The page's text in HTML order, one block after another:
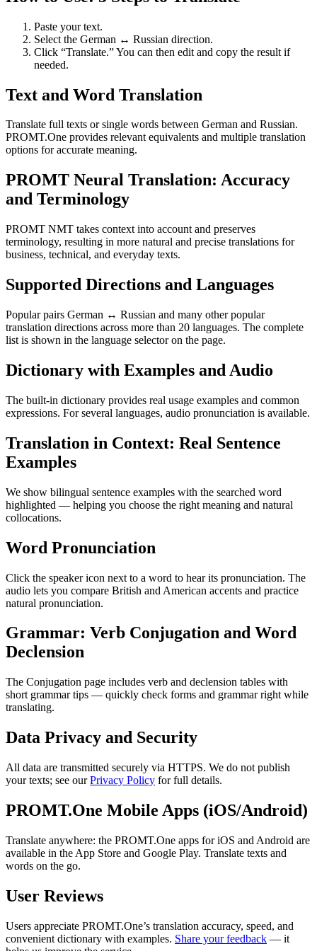
Paste your text.
Select the German ↔ Russian direction.
Click “Translate.” You can then edit and copy the result if
needed.
Text and Word Translation
Translate full texts or single words between German and Russian.
PROMT.One provides relevant equivalents and multiple translation
options for accurate meaning.
PROMT Neural Translation: Accuracy
and Terminology
PROMT NMT takes context into account and preserves
terminology, resulting in more natural and precise translations for
business, technical, and everyday texts.
Supported Directions and Languages
Popular pairs German ↔ Russian and many other popular
translation directions across more than 20 languages. The complete
list is shown in the language selector on the page.
Dictionary with Examples and Audio
The built-in dictionary provides real usage examples and common
expressions. For several languages, audio pronunciation is available.
Translation in Context: Real Sentence
Examples
We show bilingual sentence examples with the searched word
highlighted — helping you choose the right meaning and natural
collocations.
Word Pronunciation
Click the speaker icon next to a word to hear its pronunciation. The
audio lets you compare British and American accents and practice
natural pronunciation.
Grammar: Verb Conjugation and Word
Declension
The Conjugation page includes verb and declension tables with
short grammar tips — quickly check forms and grammar right while
translating.
Data Privacy and Security
All data are transmitted securely via HTTPS. We do not publish
your texts; see ourPrivacy Policy for full details.
PROMT.One Mobile Apps (iOS/Android)
Translate anywhere: the PROMT.One apps for iOS and Android are
available in the App Store and Google Play. Translate texts and
words on the go.
User Reviews
Users appreciate PROMT.One’s translation accuracy, speed, and
convenient dictionary with examples. Share your feedback — it